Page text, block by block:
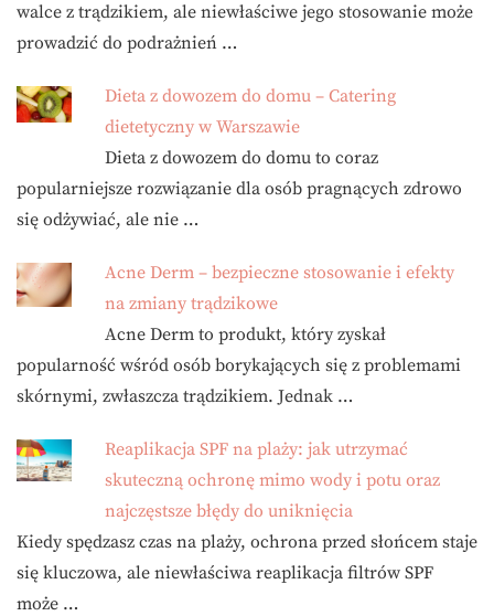
walce z trądzikiem, ale niewłaściwe jego stosowanie może
prowadzić do podrażnień …
Dieta z dowozem do domu – Catering
dietetyczny w Warszawie
Dieta z dowozem do domu to coraz
popularniejsze rozwiązanie dla osób pragnących zdrowo
się odżywiać, ale nie …
Acne Derm – bezpieczne stosowanie i efekty
na zmiany trądzikowe
Acne Derm to produkt, który zyskał
popularność wśród osób borykających się z problemami
skórnymi, zwłaszcza trądzikiem. Jednak …
Reaplikacja SPF na plaży: jak utrzymać
skuteczną ochronę mimo wody i potu oraz
najczęstsze błędy do uniknięcia
Kiedy spędzasz czas na plaży, ochrona przed słońcem staje
się kluczowa, ale niewłaściwa reaplikacja filtrów SPF
może …